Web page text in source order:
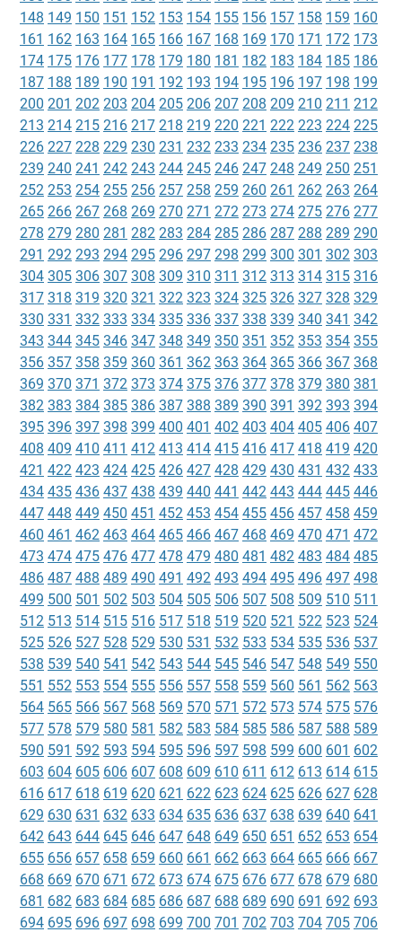
148 149 150 151 152 153 154 155 156 157 158 159 160
161 162 163 164 165 166 167 168 169 170 171 172 173
174 175 176 177 178 179 180 181 182 183 184 185 186
187 188 189 190 191 192 193 194 195 196 197 198 199
200 201 202 203 204 205 206 207 208 209 210 211 212
213 214 215 216 217 218 219 220 221 222 223 224 225
226 227 228 229 230 231 232 233 234 235 236 237 238
239 240 241 242 243 244 245 246 247 248 249 250 251
252 253 254 255 256 257 258 259 260 261 262 263 264
265 266 267 268 269 270 271 272 273 274 275 276 277
278 279 280 281 282 283 284 285 286 287 288 289 290
291 292 293 294 295 296 297 298 299 300 301 302 303
304 305 306 307 308 309 310 311 312 313 314 315 316
317 318 319 320 321 322 323 324 325 326 327 328 329
330 331 332 333 334 335 336 337 338 339 340 341 342
343 344 345 346 347 348 349 350 351 352 353 354 355
356 357 358 359 360 361 362 363 364 365 366 367 368
369 370 371 372 373 374 375 376 377 378 379 380 381
382 383 384 385 386 387 388 389 390 391 392 393 394
395 396 397 398 399 400 401 402 403 404 405 406 407
408 409 410 411 412 413 414 415 416 417 418 419 420
421 422 423 424 425 426 427 428 429 430 431 432 433
434 435 436 437 438 439 440 441 442 443 444 445 446
447 448 449 450 451 452 453 454 455 456 457 458 459
460 461 462 463 464 465 466 467 468 469 470 471 472
473 474 475 476 477 478 479 480 481 482 483 484 485
486 487 488 489 490 491 492 493 494 495 496 497 498
499 500 501 502 503 504 505 506 507 508 509 510 511
512 513 514 515 516 517 518 519 520 521 522 523 524
525 526 527 528 529 530 531 532 533 534 535 536 537
538 539 540 541 542 543 544 545 546 547 548 549 550
551 552 553 554 555 556 557 558 559 560 561 562 563
564 565 566 567 568 569 570 571 572 573 574 575 576
577 578 579 580 581 582 583 584 585 586 587 588 589
590 591 592 593 594 595 596 597 598 599 600 601 602
603 604 605 606 607 608 609 610 611 612 613 614 615
616 617 618 619 620 621 622 623 624 625 626 627 628
629 630 631 632 633 634 635 636 637 638 639 640 641
642 643 644 645 646 647 648 649 650 651 652 653 654
655 656 657 658 659 660 661 662 663 664 665 666 667
668 669 670 671 672 673 674 675 676 677 678 679 680
681 682 683 684 685 686 687 688 689 690 691 692 693
694 695 696 697 698 699 700 701 702 703 704 705 706